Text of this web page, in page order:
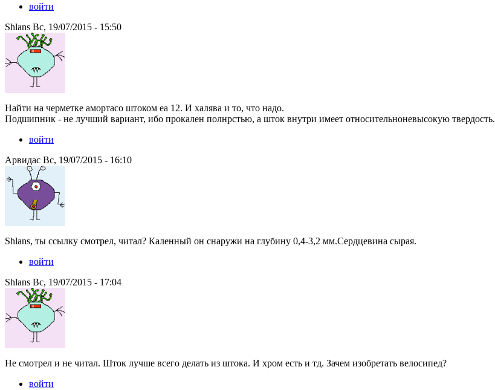
войти
Shlans Вс, 19/07/2015 - 15:50
Найти на черметке амортасо штоком еа 12. И халява и то, что надо.
Подшипник - не лучший вариант, ибо прокален полнрстью, а шток внутри имеет относительноневысокую твердость.
войти
Арвидас Вс, 19/07/2015 - 16:10
Shlans, ты ссылку смотрел, читал? Каленный он снаружи на глубину 0,4-3,2 мм.Сердцевина сырая.
войти
Shlans Вс, 19/07/2015 - 17:04
Не смотрел и не читал. Шток лучше всего делать из штока. И хром есть и тд. Зачем изобретать велосипед?
войти